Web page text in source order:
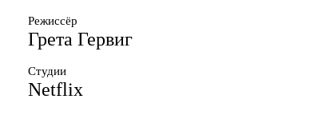
Режиссёр
Грета Гервиг
Студии
Netflix